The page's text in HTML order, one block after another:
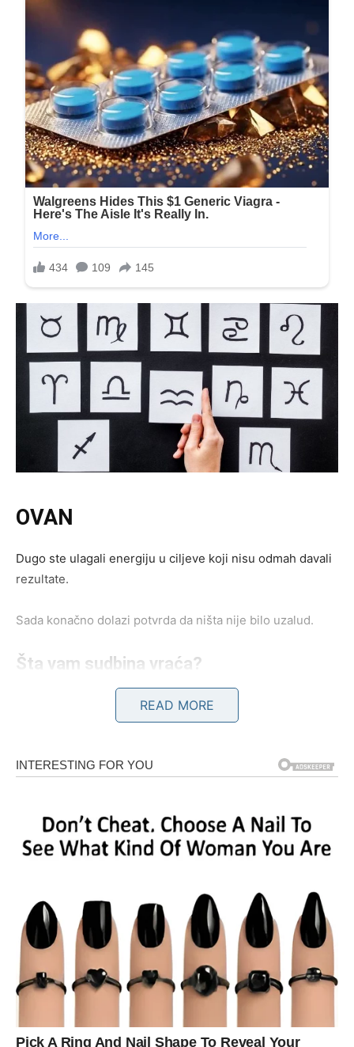
OVAN
Dugo ste ulagali energiju u ciljeve koji nisu odmah davali
rezultate.
Sada konačno dolazi potvrda da ništa nije bilo uzalud.
Šta vam sudbina vraća?
Priznanje i osjećaj pobjede.
svog rada
Pred vama su pozitivni dani.
Strpljenje koje ste pokazali sada se isplaćuje.
Polako ulazite u mnogo stabilniji period.
Šta vam sudbina vraća?
Finansijsku sigurnost i mir.
READ MORE